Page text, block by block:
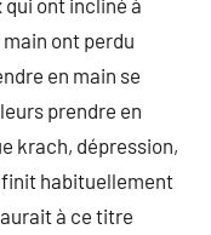
qui ont incliné à
ont perdu
en main se
prendre en
krach, dépression,
habituellement
à ce titre